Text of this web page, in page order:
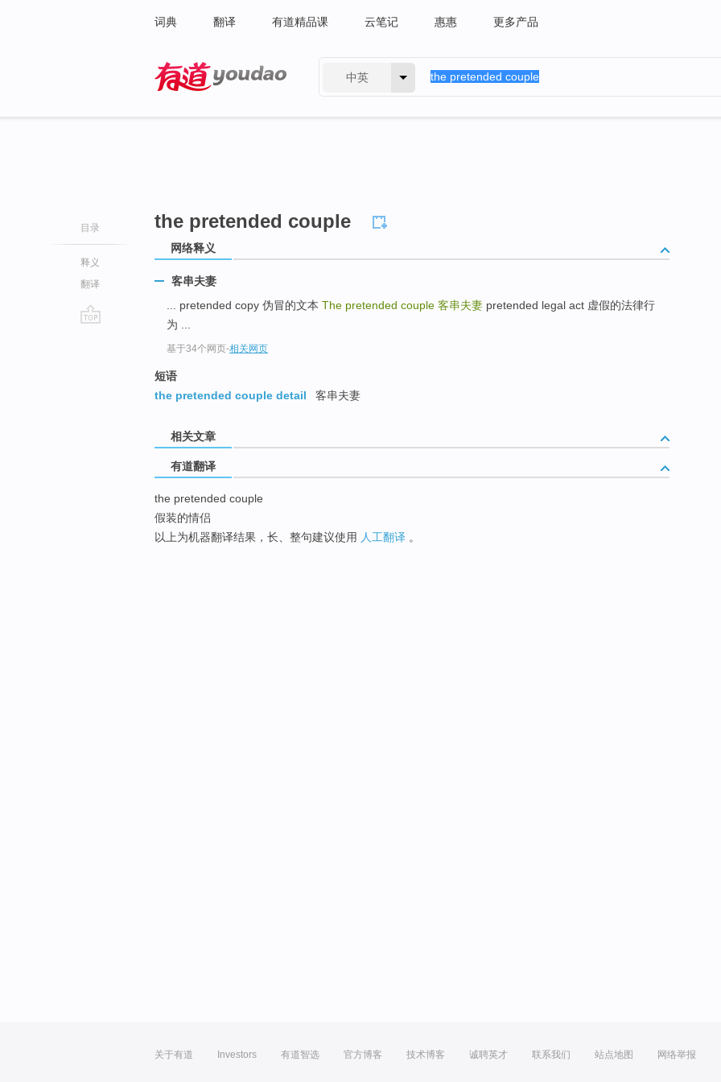
词典 翻译 有道精品课 云笔记 惠惠 更多产品
中英
目录
释义
翻译
the pretended couple
网络释义
客串夫妻
... pretended copy 伪冒的文本 The pretended couple 客串夫妻 pretended legal act 虚假的法律行
为 ...
基于34个网页-相关网页
短语
the pretended couple detail
客串夫妻
相关文章
有道翻译
the pretended couple
假装的情侣
以上为机器翻译结果，长、整句建议使用 人工翻译 。
关于有道 Investors 有道智选 官方博客 技术博客 诚聘英才 联系我们 站点地图 网络举报